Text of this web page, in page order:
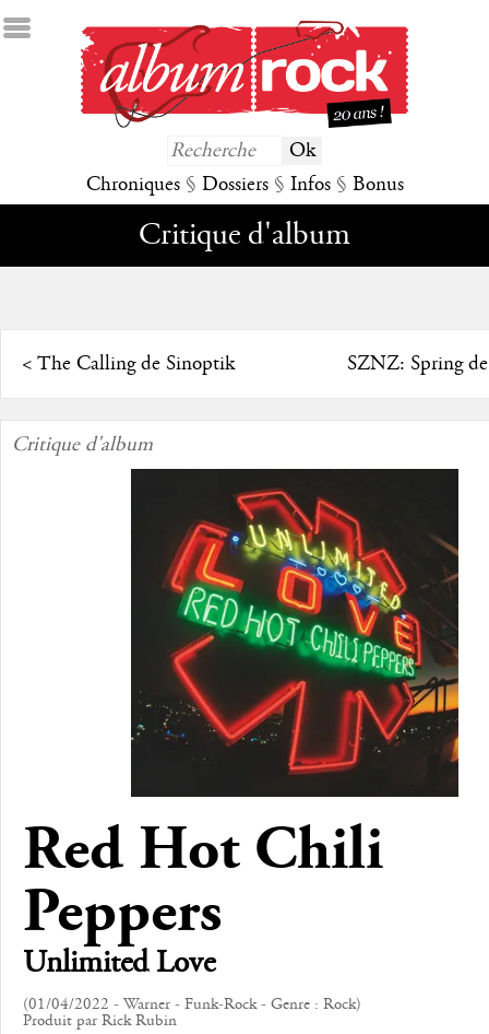
Chroniques § Dossiers § Infos § Bonus
Critique d'album
< The Calling de Sinoptik SZNZ: Spring
Critique d'album
Red Hot Chili
Peppers
Unlimited Love
(01/04/2022 - Warner - Funk-Rock - Genre : Rock)
Produit par Rick Rubin